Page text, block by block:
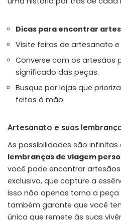
Dicas para encontrar
Visite feiras de artesanato
Converse com os artesãos
significado das peças.
Busque por lojas que
feitos à mão.
Artesanato e suas
As possibilidades são
lembranças de viagem
você pode encontrar
exclusivo, que capture a
Isso não apenas torna a
também garante que você
única que remete às suas